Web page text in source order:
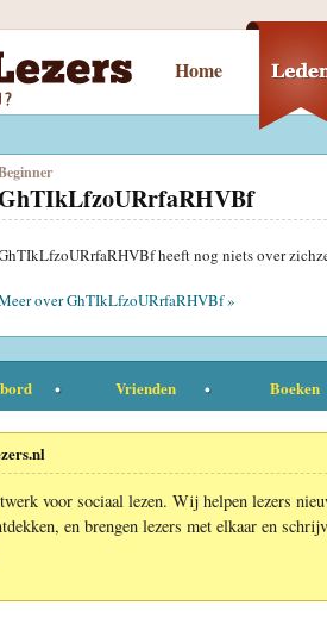
Home
heeft nog niets over
over GhTIkLfzoURrfaRHVBf »
Vrienden Boeken
voor sociaal lezen. Wij helpen lezers
en brengen lezers met elkaar en